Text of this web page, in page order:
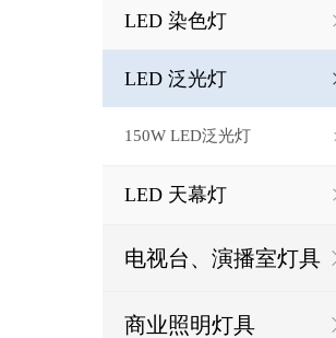
LED 染色灯
LED 泛光灯
150W LED泛光灯
LED 天幕灯
电视台、演播室灯具
商业照明灯具